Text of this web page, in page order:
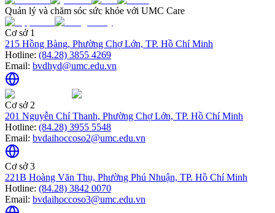
Quản lý và chăm sóc sức khỏe với UMC Care
Cơ sở 1
215 Hồng Bàng, Phường Chợ Lớn, TP. Hồ Chí Minh
Hotline: (84.28) 3855 4269
Email: bvdhyd@umc.edu.vn
Cơ sở 2
201 Nguyễn Chí Thanh, Phường Chợ Lớn, TP. Hồ Chí Minh
Hotline: (84.28) 3955 5548
Email: bvdaihoccoso2@umc.edu.vn
Cơ sở 3
221B Hoàng Văn Thụ, Phường Phú Nhuận, TP. Hồ Chí Minh
Hotline: (84.28) 3842 0070
Email: bvdaihoccoso3@umc.edu.vn